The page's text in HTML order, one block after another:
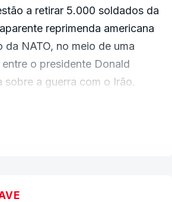
a retirar 5.000 soldados da
reprimenda americana
da NATO, no meio de uma
o presidente Donald
sobre a guerra com o Irão.
a humilhar os EUA nas